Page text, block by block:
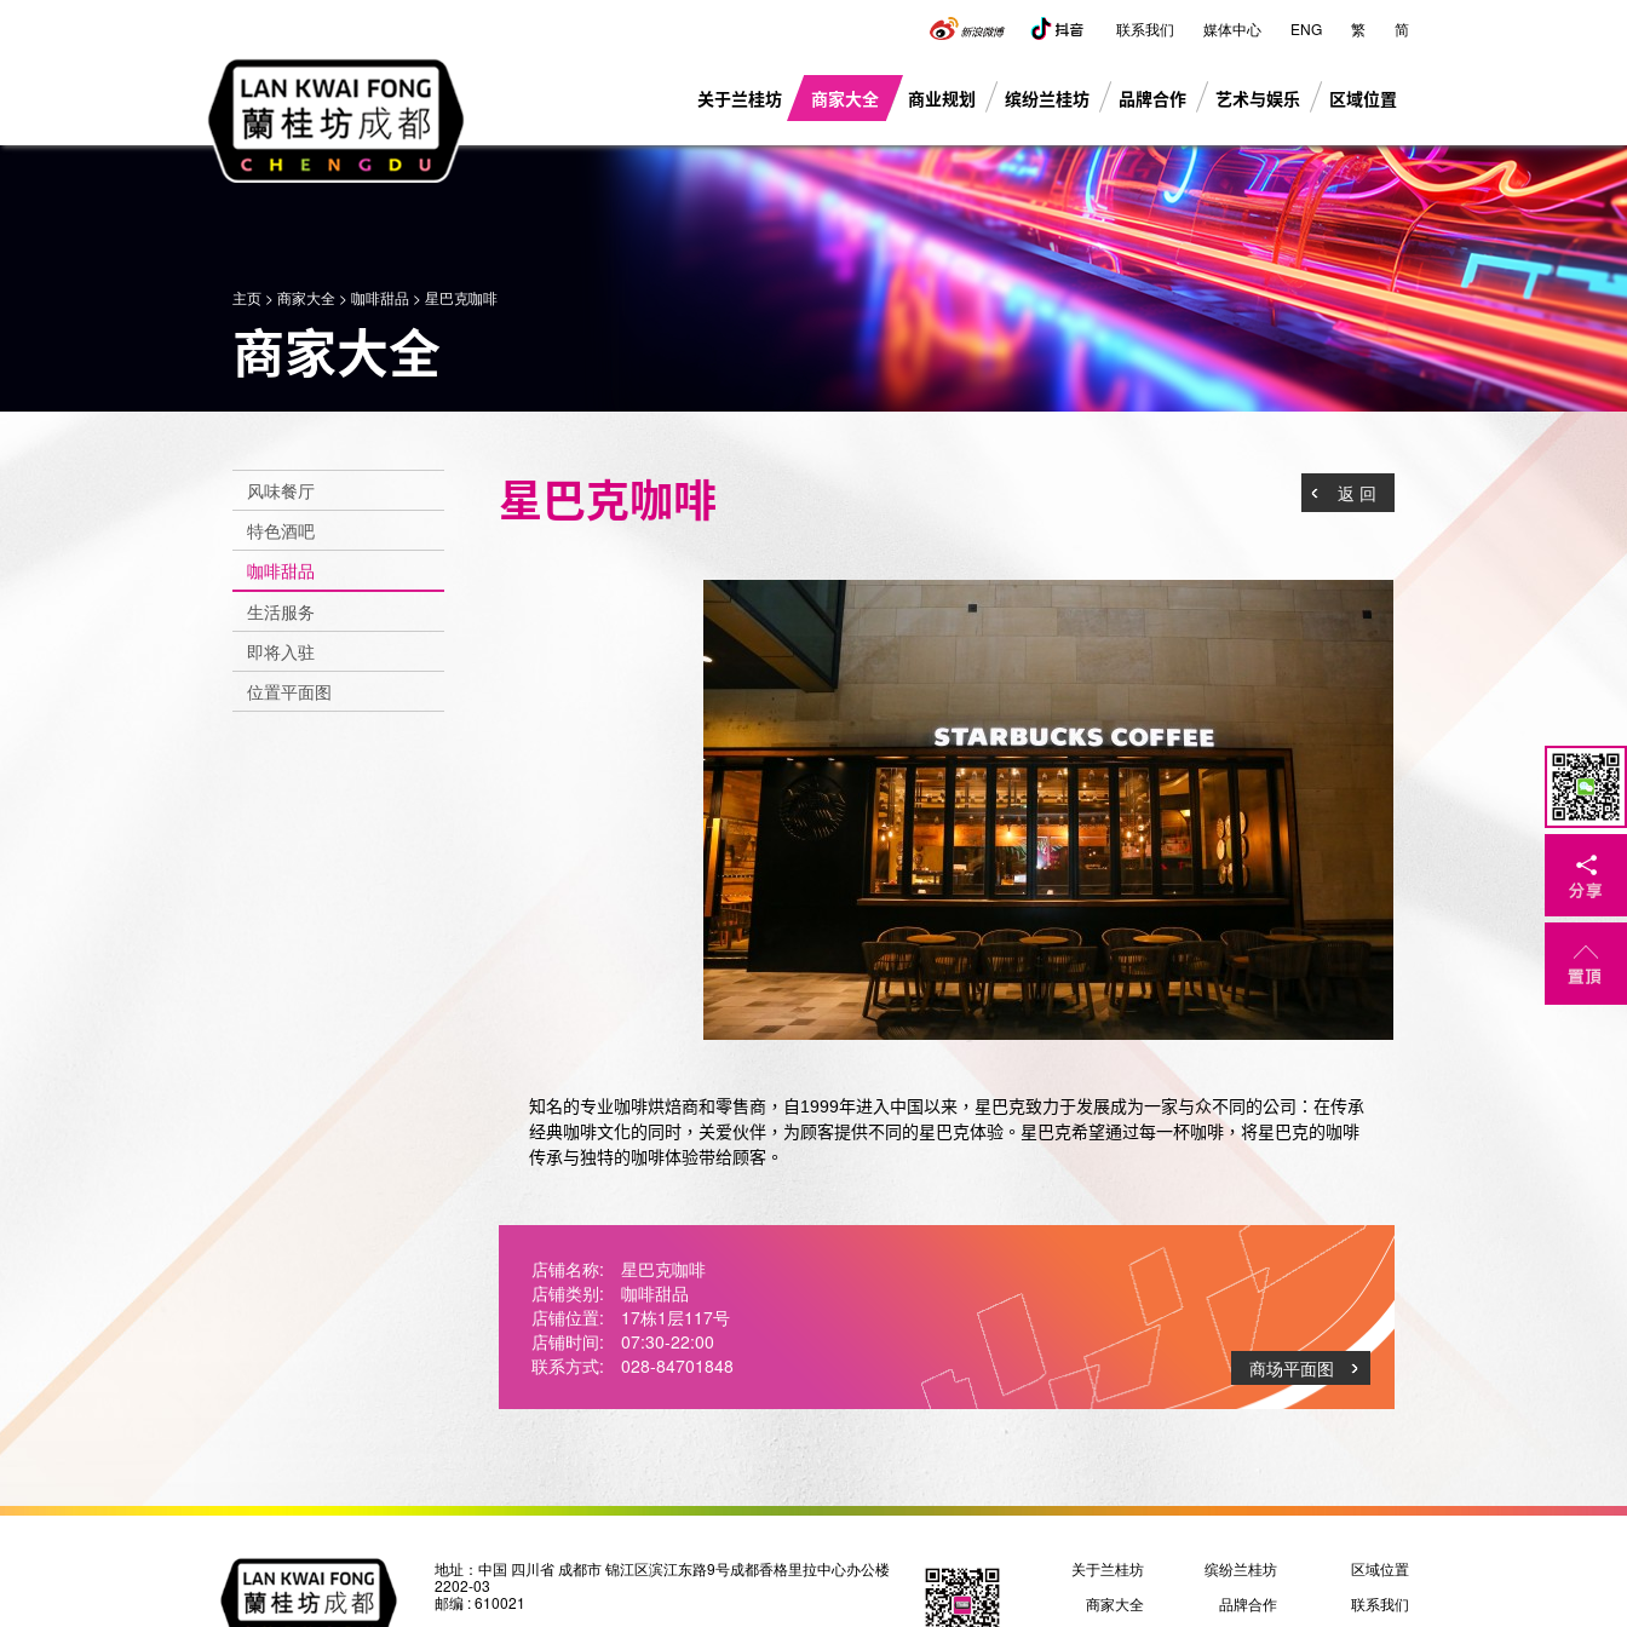
关于兰桂坊 商家大全 商业规划 缤纷兰桂坊 品牌合作 艺术与娱乐 区域位置
联系我们 媒体中心 ENG 繁 简
主页 > 商家大全 > 咖啡甜品 > 星巴克咖啡
商家大全
返 回
星巴克咖啡
知名的专业咖啡烘焙商和零售商，自1999年进入中国以来，星巴克致力于发展成为一家与众不同的公司：在传承
经典咖啡文化的同时，关爱伙伴，为顾客提供不同的星巴克体验。星巴克希望通过每一杯咖啡，将星巴克的咖啡
传承与独特的咖啡体验带给顾客。
店铺名称:
星巴克咖啡
店铺类别:
咖啡甜品
店铺位置:
17栋1层117号
店铺时间:
07:30-22:00
联系方式:
028-84701848 商场平面图
风味餐厅
特色酒吧
咖啡甜品
生活服务
即将入驻
位置平面图
地址：中国 四川省 成都市 锦江区滨江东路9号成都香格里拉中心办公楼
2202-03
邮编 : 610021
关于兰桂坊
商家大全
缤纷兰桂坊
品牌合作
区域位置
联系我们